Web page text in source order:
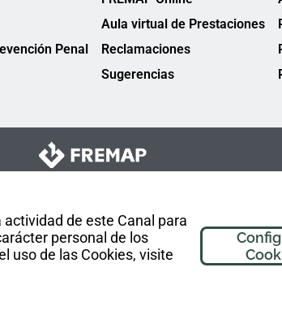
de este Canal para
personal de los
uso de las Cookies, visite
Penal
Aula virtual de Prestaciones
Reclamaciones
Sugerencias